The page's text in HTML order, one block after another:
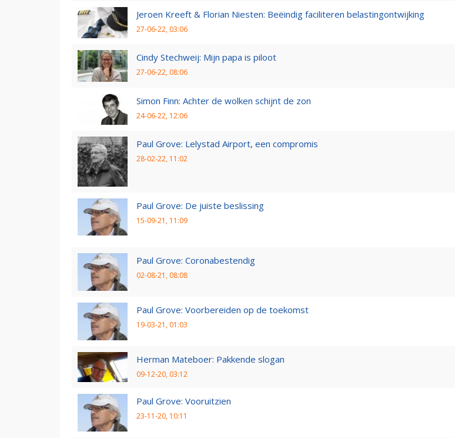
Jeroen Kreeft & Florian Niesten: Beëindig faciliteren belastingontwijking
27-06-22, 03:06
Cindy Stechweij: Mijn papa is piloot
27-06-22, 08:06
Simon Finn: Achter de wolken schijnt de zon
24-06-22, 12:06
Paul Grove: Lelystad Airport, een compromis
28-02-22, 11:02
Paul Grove: De juiste beslissing
15-09-21, 11:09
Paul Grove: Coronabestendig
02-08-21, 08:08
Paul Grove: Voorbereiden op de toekomst
19-03-21, 01:03
Herman Mateboer: Pakkende slogan
09-12-20, 03:12
Paul Grove: Vooruitzien
23-11-20, 10:11